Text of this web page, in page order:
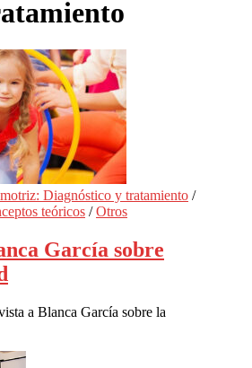
Diagnóstico y tratamiento /
teóricos /Otros
García sobre
a Blanca García sobre la